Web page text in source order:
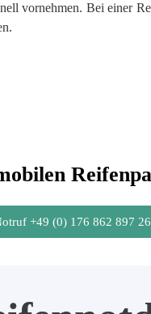
vornehmen. Bei einer
+49 (0) 176 862 897 26